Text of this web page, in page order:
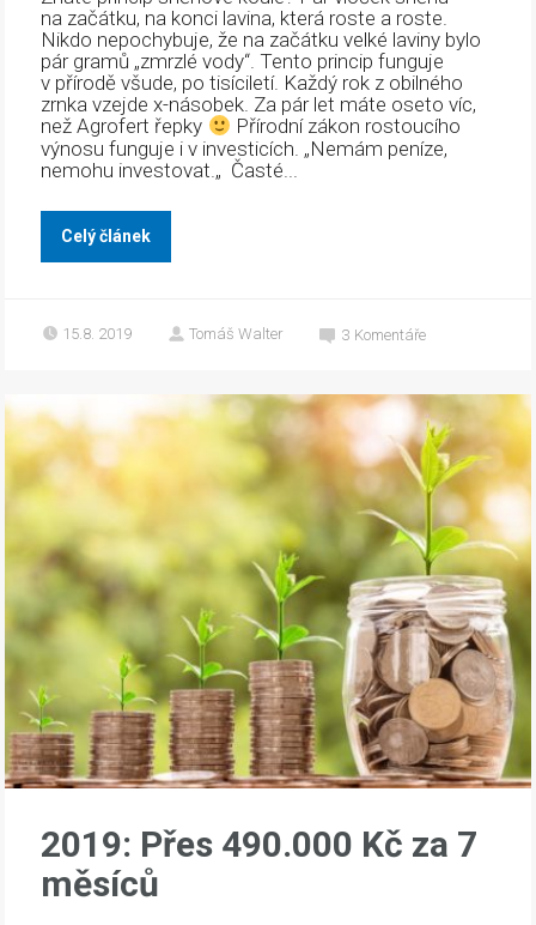
na začátku, na konci lavina, která roste a roste.
Nikdo nepochybuje, že na začátku velké laviny bylo
pár gramů „zmrzlé vody“. Tento princip funguje
v přírodě všude, po tisíciletí. Každý rok z obilného
zrnka vzejde x-násobek. Za pár let máte oseto víc,
než Agrofert řepky
Přírodní zákon rostoucího
výnosu funguje i v investicích. „Nemám peníze,
nemohu investovat.„ Časté...
Celý článek
15.8. 2019 Tomáš Walter 3 Komentáře
2019: Přes 490.000 Kč za 7
měsíců